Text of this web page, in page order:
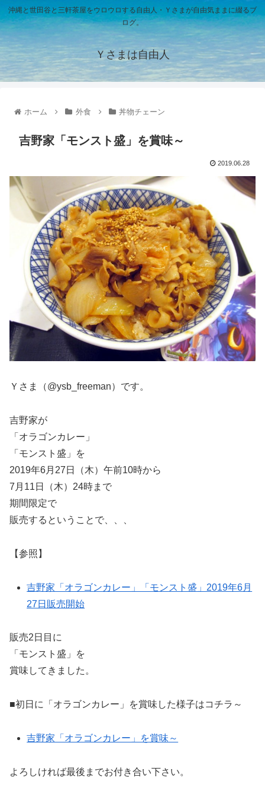
沖縄と世田谷と三軒茶屋をウロウロする自由人・Ｙさまが自由気ままに綴るブ
ログ。
Ｙさまは自由人
ホーム 外食 丼物チェーン
吉野家「モンスト盛」を賞味～
2019.06.28
Ｙさま（@ysb_freeman）です。
吉野家が
「オラゴンカレー」
「モンスト盛」を
2019年6月27日（木）午前10時から
7月11日（木）24時まで
期間限定で
販売するということで、、、
【参照】
吉野家「オラゴンカレー」「モンスト盛」2019年6月
27日販売開始
販売2日目に
「モンスト盛」を
賞味してきました。
■初日に「オラゴンカレー」を賞味した様子はコチラ～
吉野家「オラゴンカレー」を賞味～
よろしければ最後までお付き合い下さい。